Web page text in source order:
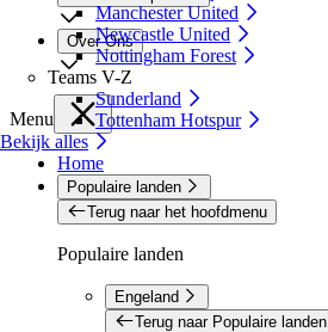
Manchester United
Newcastle United
Nottingham Forest
Teams V-Z
Sunderland
Tottenham Hotspur
Bekijk alles
Over Ons
Menu
Home
Populaire landen
Terug naar het hoofdmenu
Populaire landen
Engeland
Terug naar Populaire landen